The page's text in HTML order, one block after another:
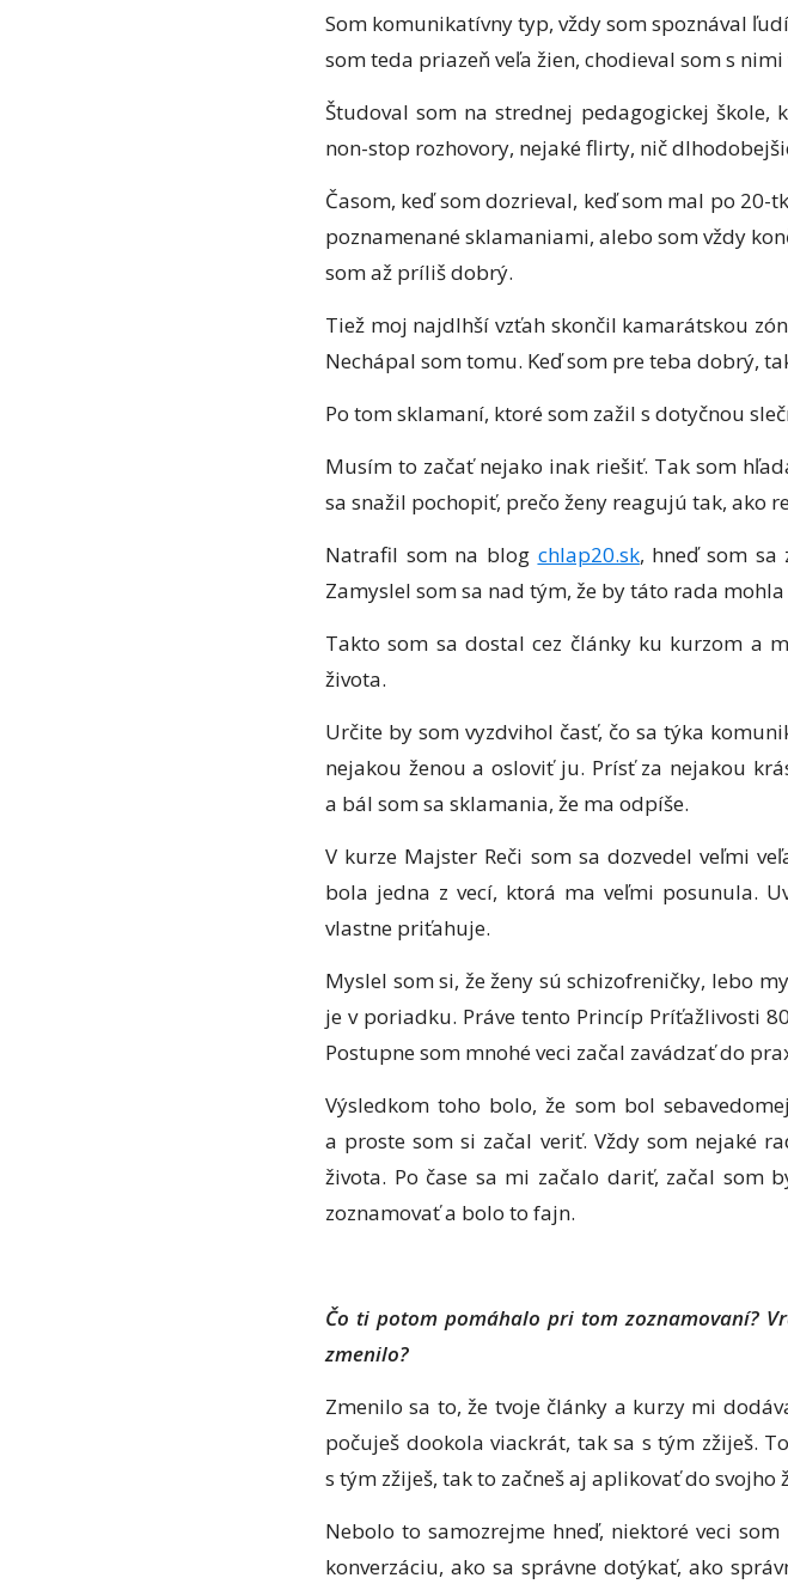
Som komunikatívny typ, vždy som spoznával
som teda priazeň veľa žien, chodieval som s
Študoval som na strednej pedagogickej
non-stop rozhovory, nejaké flirty, nič
Časom, keď som dozrieval, keď som mal po
poznamenané sklamaniami, alebo som vždy
som až príliš dobrý.
Tiež moj najdlhší vzťah skončil kamarátskou
Nechápal som tomu. Keď som pre teba dobrý,
Po tom sklamaní, ktoré som zažil s dotyčnou
Musím to začať nejako inak riešiť. Tak som
sa snažil pochopiť, prečo ženy reagujú tak, ako
Natrafil som na blog chlap20.sk, hneď som sa
Zamyslel som sa nad tým, že by táto rada
Takto som sa dostal cez články ku kurzom a
života.
Určite by som vyzdvihol časť, čo sa týka
nejakou ženou a osloviť ju. Prísť za nejakou
a bál som sa sklamania, že ma odpíše.
V kurze Majster Reči som sa dozvedel veľmi
bola jedna z vecí, ktorá ma veľmi posunula.
vlastne priťahuje.
Myslel som si, že ženy sú schizofreničky, lebo
je v poriadku. Práve tento Princíp Príťažlivosti
Postupne som mnohé veci začal zavádzať do
Výsledkom toho bolo, že som bol
a proste som si začal veriť. Vždy som nejaké
života. Po čase sa mi začalo dariť, začal som
zoznamovať a bolo to fajn.
Čo ti potom pomáhalo pri tom zoznamovaní?
zmenilo?
Zmenilo sa to, že tvoje články a kurzy mi
počuješ dookola viackrát, tak sa s tým zžiješ.
s tým zžiješ, tak to začneš aj aplikovať do svojho
Nebolo to samozrejme hneď, niektoré veci
konverzáciu, ako sa správne dotýkať, ako